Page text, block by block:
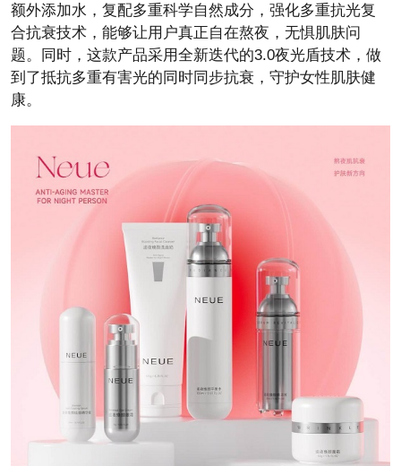
额外添加水，复配多重科学自然成分，强化多重抗光复
合抗衰技术，能够让用户真正自在熬夜，无惧肌肤问
题。同时，这款产品采用全新迭代的3.0夜光盾技术，做
到了抵抗多重有害光的同时同步抗衰，守护女性肌肤健
康。